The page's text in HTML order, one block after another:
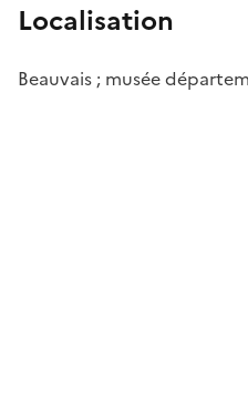
Localisation
Beauvais ; musée